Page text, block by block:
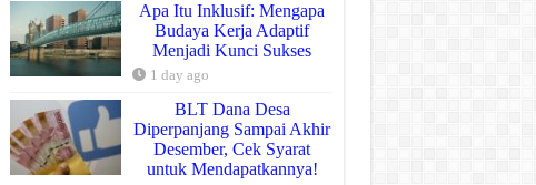
Apa Itu Inklusif: Mengapa
Budaya Kerja Adaptif
Menjadi Kunci Sukses
1 day ago
BLT Dana Desa
Diperpanjang Sampai Akhir
Desember, Cek Syarat
untuk Mendapatkannya!